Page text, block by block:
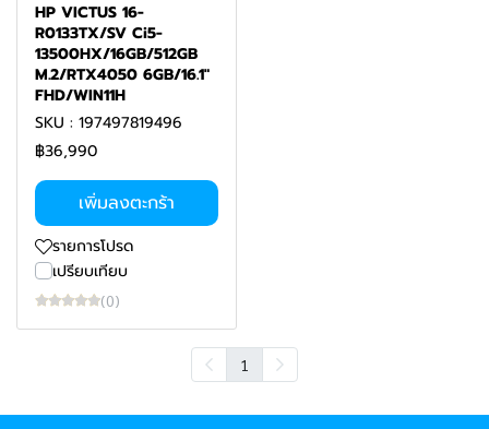
HP VICTUS 16-
R0133TX/SV Ci5-
13500HX/16GB/512GB
M.2/RTX4050 6GB/16.1"
FHD/WIN11H
SKU : 197497819496
฿36,990
เพิ่มลงตะกร้า
รายการโปรด
เปรียบเทียบ
(0)
1